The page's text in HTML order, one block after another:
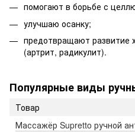
помогают в борьбе с
улучшаю осанку;
предотвращают развитие
(артрит, радикулит).
Популярные виды
Товар
Массажёр Supretto ручной